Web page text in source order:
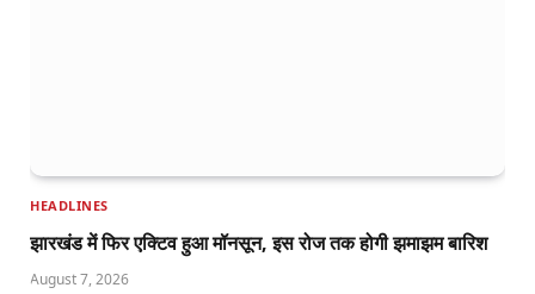
HEADLINES
झारखंड में फिर एक्टिव हुआ मॉनसून, इस रोज तक होगी झमाझम बारिश
August 7, 2026